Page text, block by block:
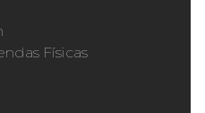
Físicas